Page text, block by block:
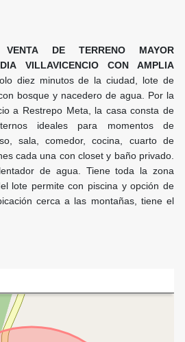
VENTA DE TERRENO MAYOR
VILLAVICENCIO CON AMPLIA
diez minutos de la ciudad, lote de
bosque y nacedero de agua. Por la
a Restrepo Meta, la casa consta de
ideales para momentos de
sala, comedor, cocina, cuarto de
cada una con closet y baño privado.
de agua. Tiene toda la zona
lote permite con piscina y opción de
cerca a las montañas, tiene el